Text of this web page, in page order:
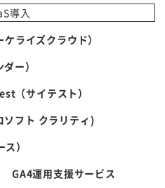
導入
ライズクラウド）
ー）
（サイテスト）
フト クラリティ)
）
GA4運用支援サービス